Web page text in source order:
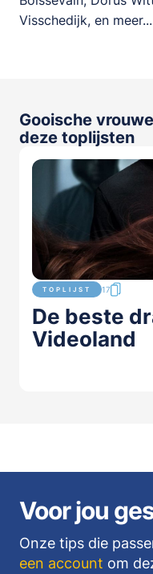
Visschedijk, en meer...
Gooische
deze toplijsten
TOPLIJST 17
De beste
Videoland
Voor jou
Onze tips die
een account om